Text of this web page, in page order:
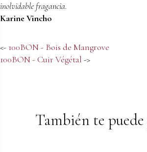
inolvidable fragancia.
Karine Vincho
<- 100BON - Bois de Mangrove
100BON - Cuir Végétal ->
También te